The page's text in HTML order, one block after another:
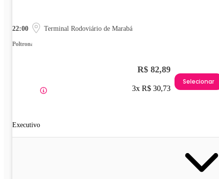
22:00 Terminal Rodoviário de Marabá
Poltrona
Executivo
R$ 82,89
3x R$ 30,73
Selecionar